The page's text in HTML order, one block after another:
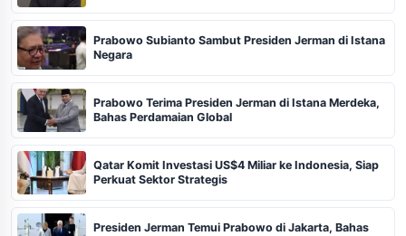
Prabowo Subianto Sambut Presiden Jerman di Istana
Negara
Prabowo Terima Presiden Jerman di Istana Merdeka,
Bahas Perdamaian Global
Qatar Komit Investasi US$4 Miliar ke Indonesia, Siap
Perkuat Sektor Strategis
Presiden Jerman Temui Prabowo di Jakarta, Bahas